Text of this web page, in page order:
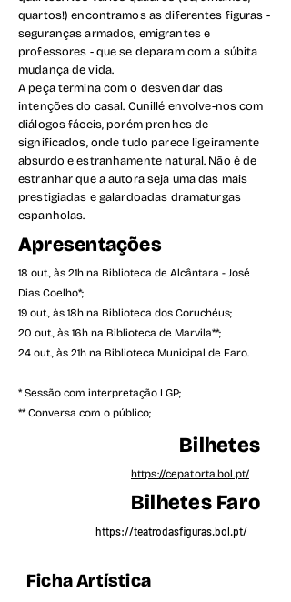
quartos!) encontramos as diferentes figuras -
seguranças armados, emigrantes e
professores - que se deparam com a súbita
mudança de vida.
A peça termina com o desvendar das
intenções do casal. Cunillé envolve-nos com
diálogos fáceis, porém prenhes de
significados, onde tudo parece ligeiramente
absurdo e estranhamente natural. Não é de
estranhar que a autora seja uma das mais
prestigiadas e galardoadas dramaturgas
espanholas.
Apresentações
18 out., às 21h na Biblioteca de Alcântara - José
Dias Coelho*;
19 out., às 18h na Biblioteca dos Coruchéus;
20 out., às 16h na Biblioteca de Marvila**;
24 out., às 21h na Biblioteca Municipal de Faro.
* Sessão com interpretação LGP;
** Conversa com o público;
Bilhetes
https://cepatorta.bol.pt/
Bilhetes Faro
https://teatrodasfiguras.bol.pt/
Ficha Artística